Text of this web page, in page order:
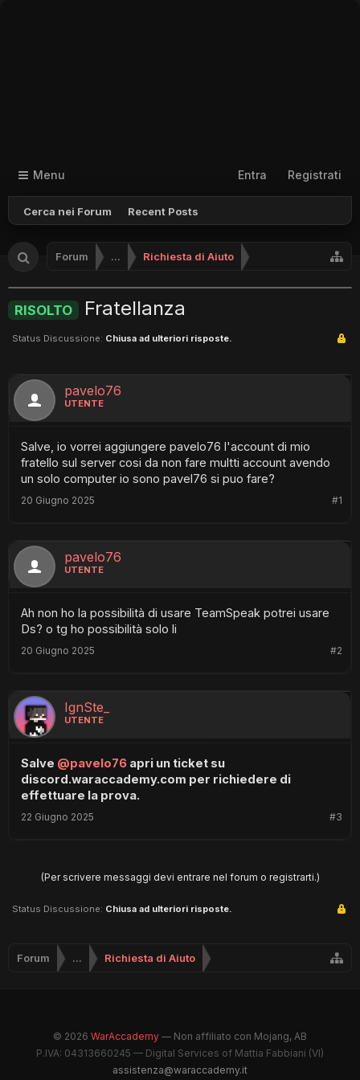
Menu
Cerca nei Forum Recent Posts
Entra Registrati
Forum ... Richiesta di Aiuto
RISOLTO Fratellanza
Status Discussione: Chiusa ad ulteriori risposte.
pavelo76
UTENTE
Salve, io vorrei aggiungere pavelo76 l'account di mio
fratello sul server cosi da non fare multti account avendo
un solo computer io sono pavel76 si puo fare?
#1
20 Giugno 2025
pavelo76
UTENTE
Ah non ho la possibilità di usare TeamSpeak potrei usare
Ds? o tg ho possibilità solo li
#2
20 Giugno 2025
IgnSte_
UTENTE
Salve @pavelo76 apri un ticket su
discord.waraccademy.com per richiedere di
effettuare la prova.
#3
22 Giugno 2025
(Per scrivere messaggi devi entrare nel forum o registrarti.)
Status Discussione: Chiusa ad ulteriori risposte.
Forum ... Richiesta di Aiuto
© 2026 WarAccademy — Non affiliato con Mojang, AB
P.IVA: 04313660245 — Digital Services of Mattia Fabbiani (VI)
assistenza@waraccademy.it